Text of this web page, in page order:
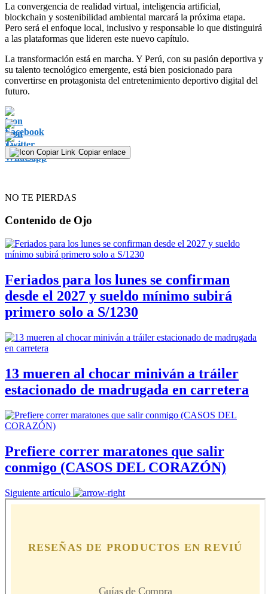
La convergencia de realidad virtual, inteligencia artificial,
blockchain y sostenibilidad ambiental marcará la próxima etapa.
Pero será el enfoque local, inclusivo y responsable lo que distinguirá
a las plataformas que lideren este nuevo capítulo.
La transformación está en marcha. Y Perú, con su pasión deportiva y
su talento tecnológico emergente, está bien posicionado para
convertirse en protagonista del entretenimiento deportivo digital del
futuro.
Copiar enlace
NO TE PIERDAS
Contenido de Ojo
Feriados para los lunes se confirman
desde el 2027 y sueldo mínimo subirá
primero solo a S/1230
13 mueren al chocar miniván a tráiler
estacionado de madrugada en carretera
Prefiere correr maratones que salir
conmigo (CASOS DEL CORAZÓN)
Siguiente artículo